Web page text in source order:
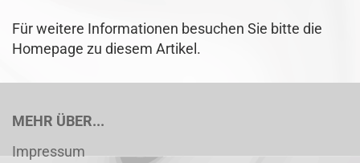
Für weitere Informationen besuchen Sie bitte die
Homepage zu diesem Artikel.
MEHR ÜBER...
Impressum